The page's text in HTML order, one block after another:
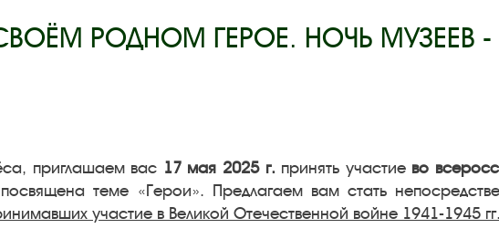
РОДНОМ ГЕРОЕ. НОЧЬ МУЗЕЕВ -
приглашаем вас 17 мая 2025 г. принять участие во
теме «Герои». Предлагаем вам стать
участие в Великой Отечественной войне 1941-1945